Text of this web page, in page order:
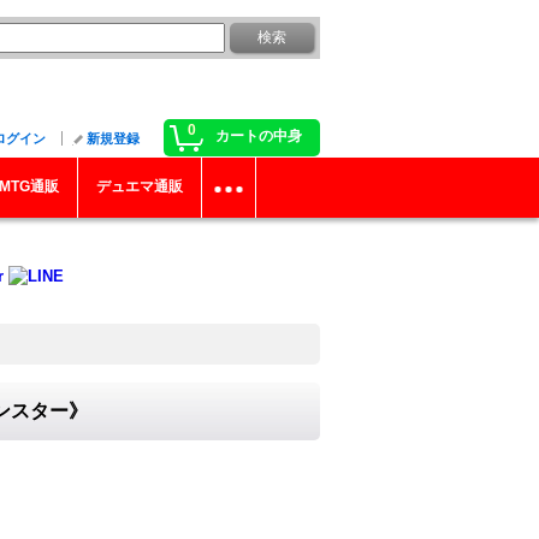
0 カートの中身
グイン 新規登録
MTG通販 デュエマ通販
ター》